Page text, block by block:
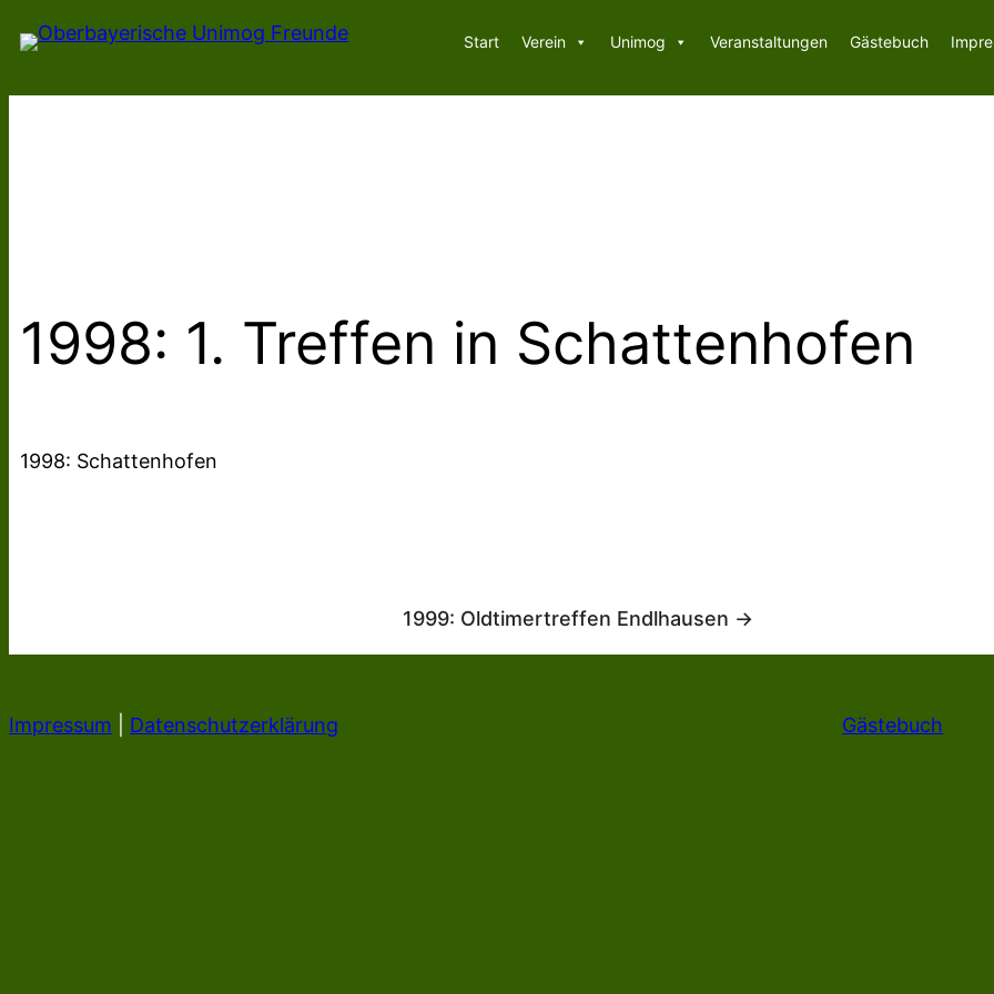
Zum
Inhalt
Start Verein Unimog Veranstaltungen Gästebuch
1998: 1. Treffen in Schattenhofen
1998: Schattenhofen
1999: Oldtimertreffen Endlhausen →
Impressum Datenschutzerklärung Gästebuch